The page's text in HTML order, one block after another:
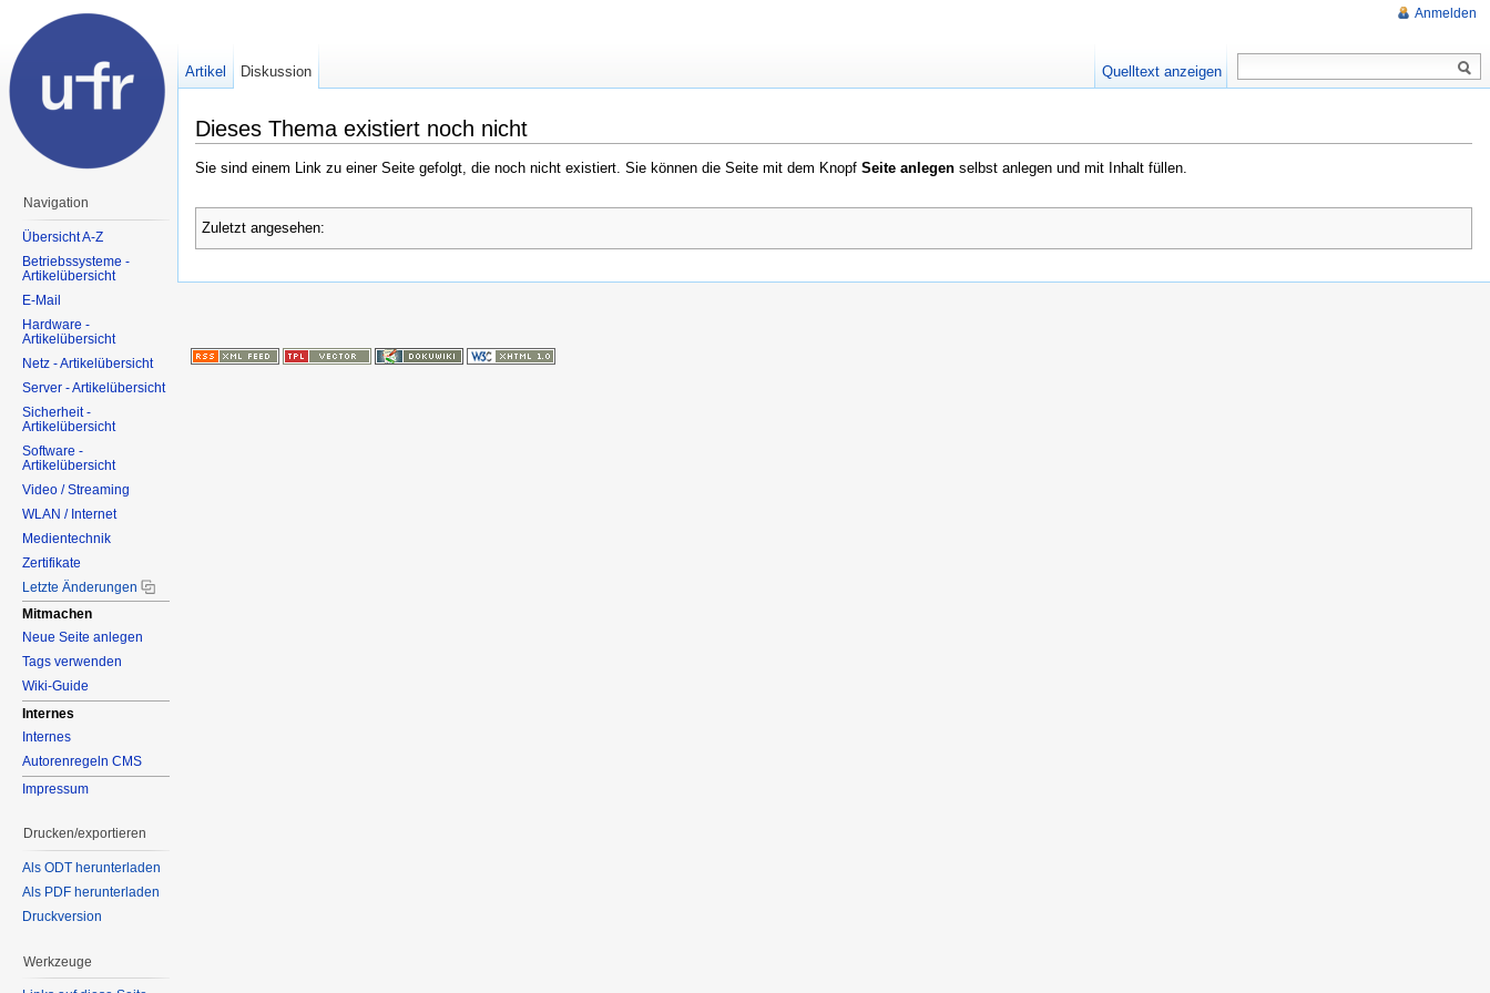
Dieses Thema existiert noch nicht
Sie sind einem Link zu einer Seite gefolgt, die noch nicht existiert. Sie können die Seite mit dem Knopf Seite anlegen selbst anlegen und mit Inhalt füllen.
Zuletzt angesehen:
Anmelden
Artikel Diskussion Quelltext anzeigen
Navigation
Übersicht A-Z
Betriebssysteme -
Artikelübersicht
E-Mail
Hardware -
Artikelübersicht
Netz - Artikelübersicht
Server - Artikelübersicht
Sicherheit -
Artikelübersicht
Software -
Artikelübersicht
Video / Streaming
WLAN / Internet
Medientechnik
Zertifikate
Letzte Änderungen
Mitmachen
Neue Seite anlegen
Tags verwenden
Wiki-Guide
Internes
Internes
Autorenregeln CMS
Impressum
Drucken/exportieren
Als ODT herunterladen
Als PDF herunterladen
Druckversion
Werkzeuge